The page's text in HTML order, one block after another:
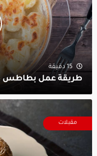
15 دقيقة
طريقة عمل بطاطس
مقبلات